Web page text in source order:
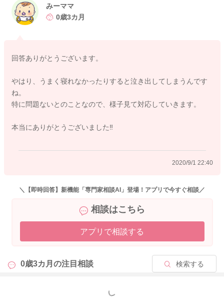
ので、暗くて静かな環境に不安を感じて、ママさんに近くにい
て欲しいという欲求から、頻回に起きてママさんを確認した
すよ。ですので、もし、授乳やトントン、抱っこなどですぐに
の体力がついてくると、次第に長く寝ることができるようにも
なってくるかと思いますし、お子さんの成長とともに、睡眠の
ペースも変化してきますので、少し気長に見守ってあげてくだ
子さんがお昼寝なさっているときには一緒に休むなど、こまめ
2020/9/1 22:23
みーママ
0歳3カ月
回答ありがとうございます。
やはり、うまく寝れなかったりすると泣き出してしまうんです
ね。
特に問題ないとのことなので、様子見て対応していきます。
本当にありがとうございました‼️
2020/9/1 22:40
＼【即時回答】新機能「専門家相談AI」登場！アプリで今すぐ相談／
相談はこちら
アプリで相談する
0歳3カ月の注目相談 検索する
もっと見る